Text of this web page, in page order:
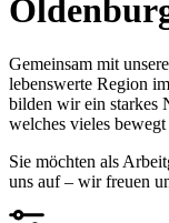
Gemeinsam mit
lebenswerte Region
bilden wir ein starkes
welches vieles
Sie möchten als
uns auf – wir freuen